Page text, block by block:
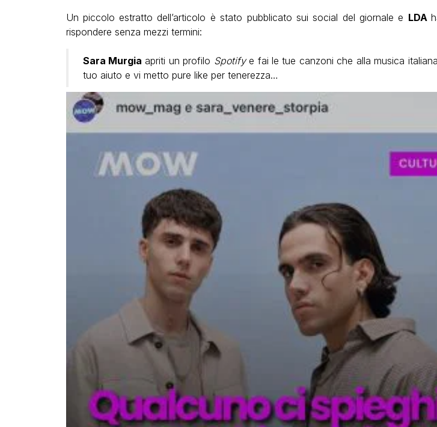
Un piccolo estratto dell’articolo è stato pubblicato sui social del giornale e LDA
rispondere senza mezzi termini:
Sara Murgia apriti un profilo Spotifye fai le tue canzoni che alla musica
tuo aiuto e vi metto pure like per tenerezza…